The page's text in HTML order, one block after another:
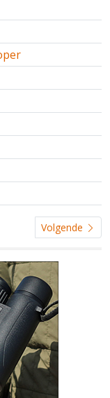
Volgende